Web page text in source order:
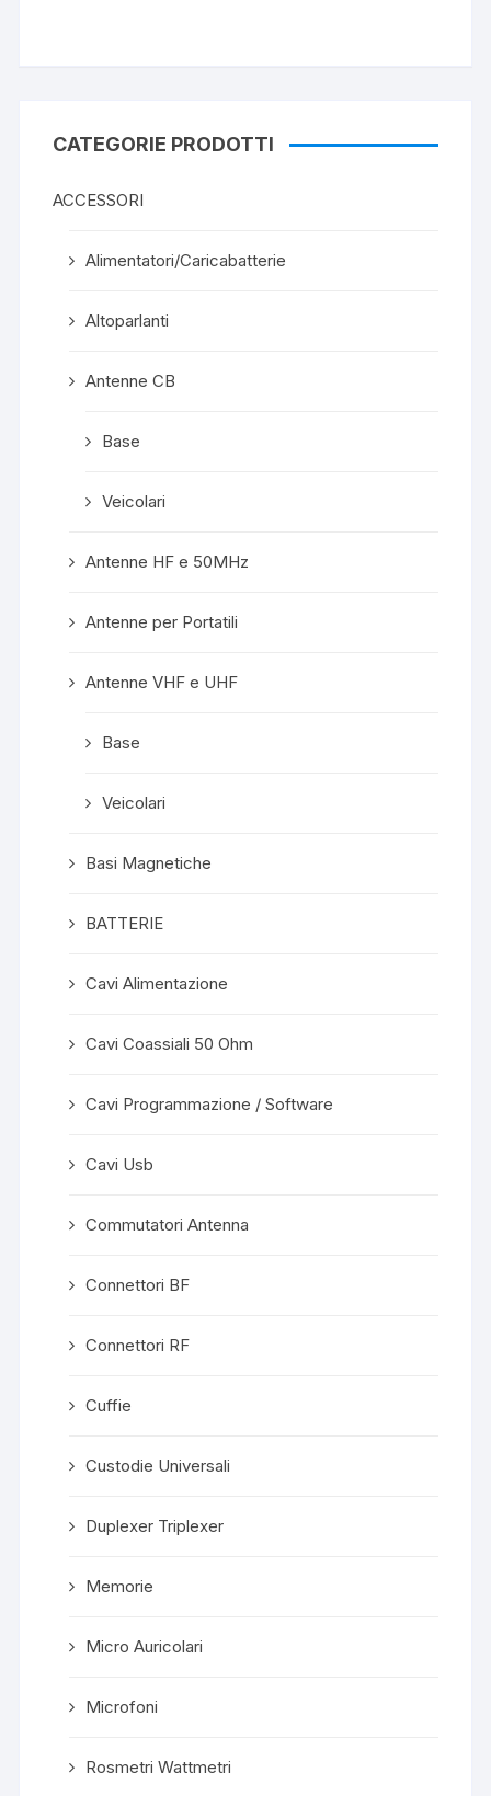
CATEGORIE PRODOTTI
ACCESSORI
Alimentatori/Caricabatterie
Altoparlanti
Antenne CB
Base
Veicolari
Antenne HF e 50MHz
Antenne per Portatili
Antenne VHF e UHF
Base
Veicolari
Basi Magnetiche
BATTERIE
Cavi Alimentazione
Cavi Coassiali 50 Ohm
Cavi Programmazione / Software
Cavi Usb
Commutatori Antenna
Connettori BF
Connettori RF
Cuffie
Custodie Universali
Duplexer Triplexer
Memorie
Micro Auricolari
Microfoni
Rosmetri Wattmetri